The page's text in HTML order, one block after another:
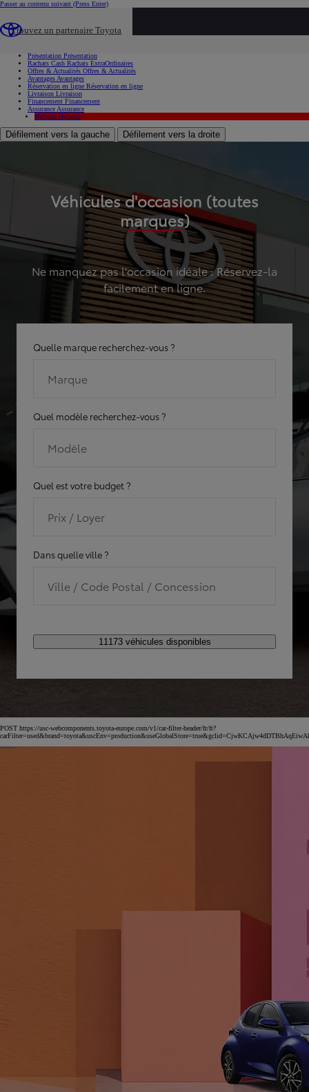
Passer au contenu suivant (Press Enter)
Trouvez un partenaire Toyota
Présentation Présentation
Rachats Cash Rachats ExtraOrdinaires
Offres & Actualités Offres & Actualités
Avantages Avantages
Réservation en ligne Réservation en ligne
Livraison Livraison
Financement Financement
Assurance Assurance
Hybride Hybride
Défilement vers la gauche Défilement vers la droite
Véhicules d'occasion (toutes
marques)
Ne manquez pas l'occasion idéale : Réservez-la
facilement en ligne.
Quelle marque recherchez-vous ?
Marque
Quel modèle recherchez-vous ?
Modèle
Quel est votre budget ?
Prix / Loyer
Dans quelle ville ?
Ville / Code Postal / Concession
11173 véhicules disponibles
POST https://usc-webcomponents.toyota-europe.com/v1/car-filter-header/fr/fr?